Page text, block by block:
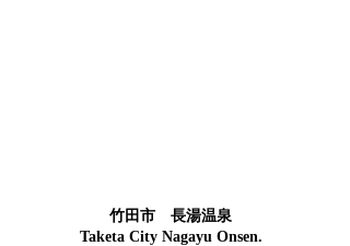
竹田市 長湯温泉
Taketa City Nagayu Onsen.